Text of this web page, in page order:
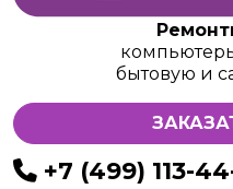
бытовую и
+7 (499) 113-